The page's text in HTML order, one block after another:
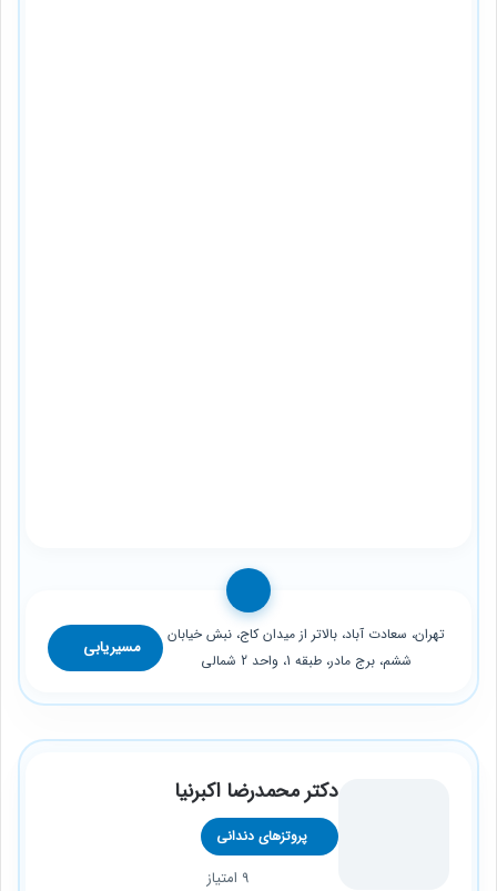
تهران، سعادت آباد، بالاتر از میدان کاج، نبش خیابان
ششم، برج مادر، طبقه 1، واحد 2 شمالی
مسیریابی
دکتر محمدرضا اکبرنیا
پروتزهای دندانی
9 امتیاز